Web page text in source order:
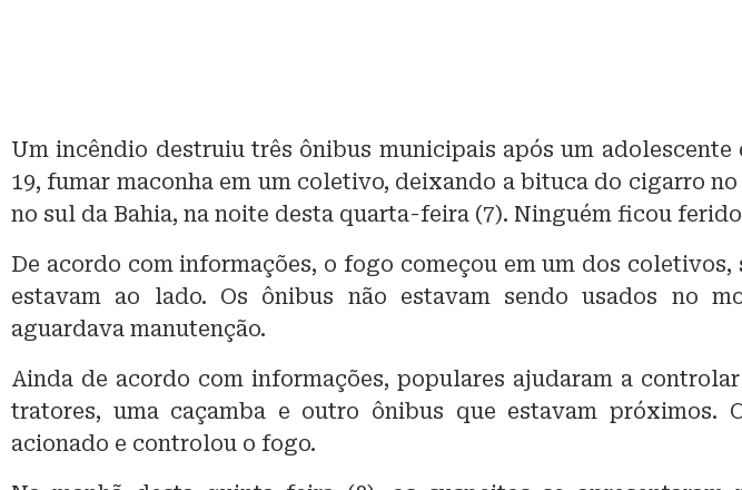
Um incêndio destruiu três ônibus municipais após um adolescente
19, fumar maconha em um coletivo, deixando a bituca do cigarro
no sul da Bahia, na noite desta quarta-feira (7). Ninguém ficou
De acordo com informações, o fogo começou em um dos coletivos,
estavam ao lado. Os ônibus não estavam sendo usados no
aguardava manutenção.
Ainda de acordo com informações, populares ajudaram a
tratores, uma caçamba e outro ônibus que estavam próximos.
acionado e controlou o fogo.